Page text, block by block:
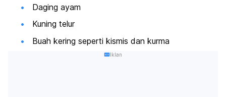
Daging ayam
Kuning telur
Buah kering seperti kismis dan kurma
Iklan